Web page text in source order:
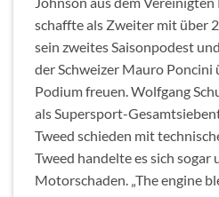
schaffte als Zweiter mit über
sein zweites Saisonpodest
der Schweizer Mauro Poncini
Podium freuen. Wolfgang
als Supersport-
Tweed schieden mit
Tweed handelte es sich sogar
Motorschaden. „The engine